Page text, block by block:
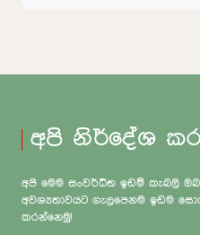
අපි නිර්දේශ
අපි මෙම සංවර්ධිත ඉඩම් කැබලි
අවශ්‍යතාවයට ගැලපෙනම ඉඩම
කරන්නෙමු!